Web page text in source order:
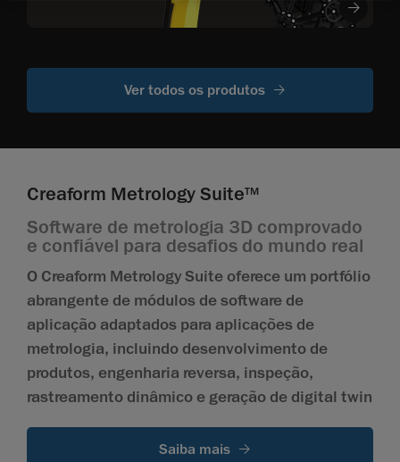
Ver todos os produtos
Creaform Metrology SuiteTM
Software de metrologia 3D comprovado
e confiável para desafios do mundo real
O Creaform Metrology Suite oferece um portfólio
abrangente de módulos de software de
aplicação adaptados para aplicações de
metrologia, incluindo desenvolvimento de
produtos, engenharia reversa, inspeção,
rastreamento dinâmico e geração de digital twin
Saiba mais